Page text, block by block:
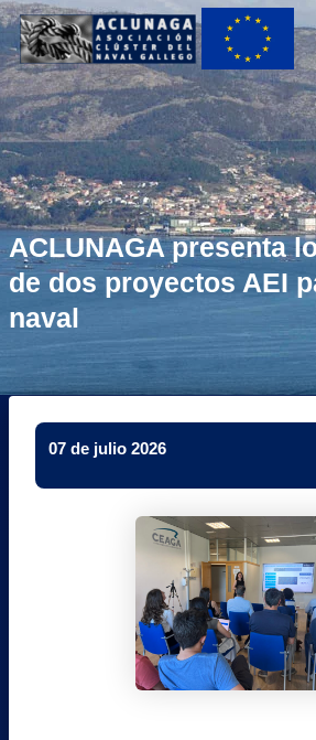
ACLUNAGA presenta
de dos proyectos AEI
naval
07 de julio 2026